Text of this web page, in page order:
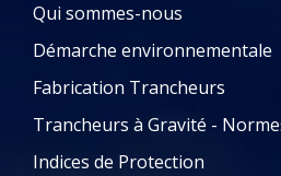
Qui sommes-nous
Démarche environnementale
Fabrication Trancheurs
Trancheurs à Gravité -
Indices de Protection